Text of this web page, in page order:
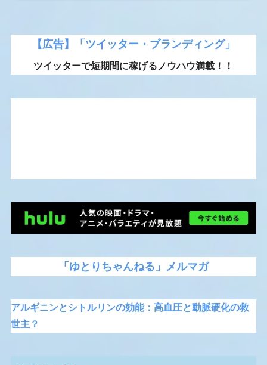
【広告】「ツイッター・ブランディング」
ツイッターで短期間に稼げるノウハウ満載！！
「ゆとりちゃんねる」メルマガ
アルギニンとシトルリンの効能：高血圧と動脈硬化の救
世主？